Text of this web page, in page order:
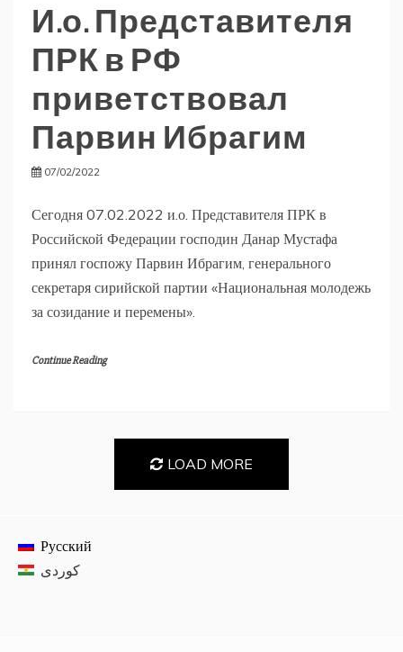
И.о. Представителя
ПРК в РФ
приветствовал
Парвин Ибрагим
07/02/2022
Сегодня 07.02.2022 и.о. Представителя ПРК в
Российской Федерации господин Данар Мустафа
принял госпожу Парвин Ибрагим, генерального
секретаря сирийской партии «Национальная молодежь
за созидание и перемены».
Continue Reading
LOAD MORE
Русский